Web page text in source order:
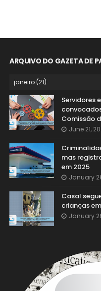
ARQUIVO DO GAZETA DE
Servidores
Comissão
June 21,
mas
em 2025
January
Casal
crianças
January